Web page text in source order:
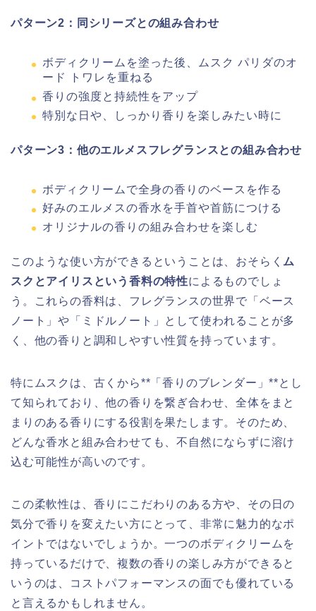
パターン2：同シリーズとの組み合わせ
ボディクリームを塗った後、ムスク パリダのオ
ード トワレを重ねる
香りの強度と持続性をアップ
特別な日や、しっかり香りを楽しみたい時に
パターン3：他のエルメスフレグランスとの組み合わせ
ボディクリームで全身の香りのベースを作る
好みのエルメスの香水を手首や首筋につける
オリジナルの香りの組み合わせを楽しむ
このような使い方ができるということは、おそらく ム
スクとアイリスという香料の特性によるものでしょ
う。これらの香料は、フレグランスの世界で「ベース
ノート」や「ミドルノート」として使われることが多
く、他の香りと調和しやすい性質を持っています。
特にムスクは、古くから**「香りのブレンダー」**とし
て知られており、他の香りを繋ぎ合わせ、全体をまと
まりのある香りにする役割を果たします。そのため、
どんな香水と組み合わせても、不自然にならずに溶け
込む可能性が高いのです。
この柔軟性は、香りにこだわりのある方や、その日の
気分で香りを変えたい方にとって、非常に魅力的なポ
イントではないでしょうか。一つのボディクリームを
持っているだけで、複数の香りの楽しみ方ができると
いうのは、コストパフォーマンスの面でも優れている
と言えるかもしれません。